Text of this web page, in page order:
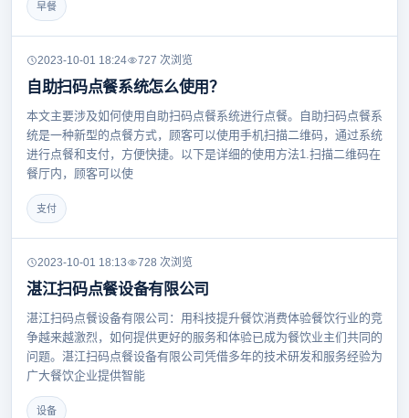
早餐
2023-10-01 18:24 727 次浏览
自助扫码点餐系统怎么使用？
本文主要涉及如何使用自助扫码点餐系统进行点餐。自助扫码点餐系
统是一种新型的点餐方式，顾客可以使用手机扫描二维码，通过系统
进行点餐和支付，方便快捷。以下是详细的使用方法1.扫描二维码在
餐厅内，顾客可以使
支付
2023-10-01 18:13 728 次浏览
湛江扫码点餐设备有限公司
湛江扫码点餐设备有限公司：用科技提升餐饮消费体验餐饮行业的竞
争越来越激烈，如何提供更好的服务和体验已成为餐饮业主们共同的
问题。湛江扫码点餐设备有限公司凭借多年的技术研发和服务经验为
广大餐饮企业提供智能
设备